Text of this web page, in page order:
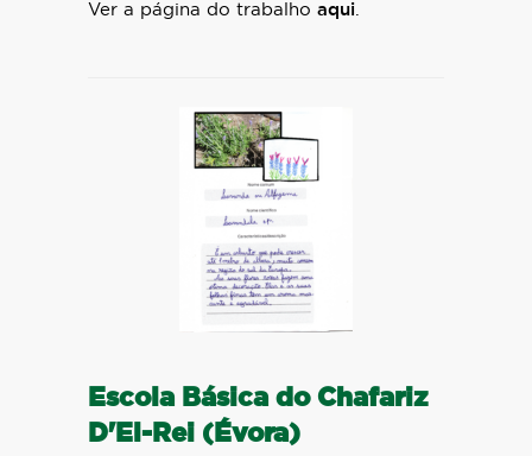
Ver a página do trabalho aqui
Escola Básica do Chafariz
D'El-Rei (Évora)